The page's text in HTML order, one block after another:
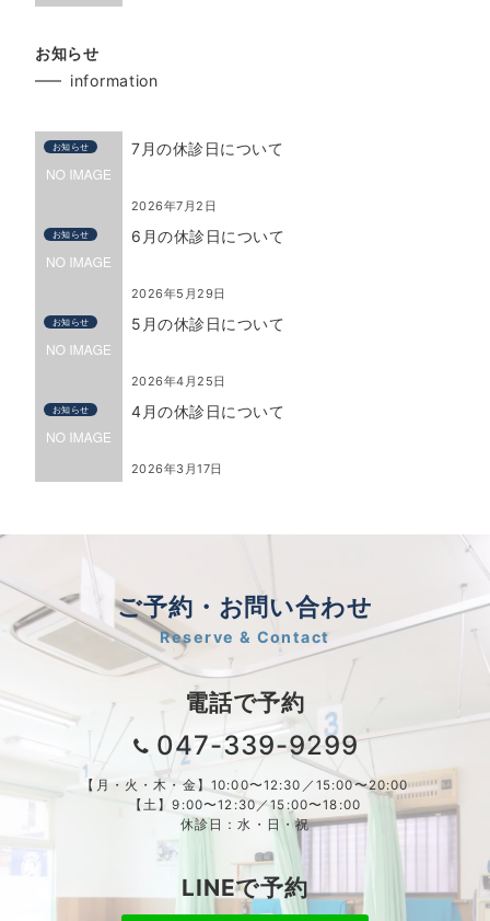
お知らせ
information
お知らせ 7月の休診日について
2026年7月2日
お知らせ 6月の休診日について
2026年5月29日
お知らせ 5月の休診日について
2026年4月25日
お知らせ 4月の休診日について
2026年3月17日
ご予約・お問い合わせ
Reserve & Contact
電話で予約
047-339-9299
【月・火・木・金】10:00〜12:30／15:00〜20:00
【土】9:00〜12:30／15:00〜18:00
休診日：水・日・祝
LINEで予約